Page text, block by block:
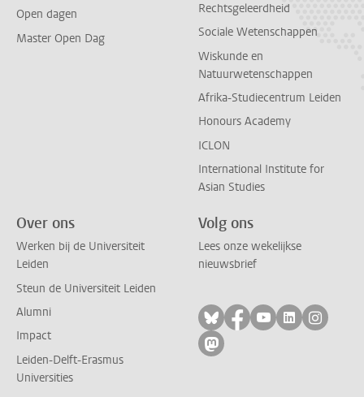
Open dagen
Master Open Dag
Rechtsgeleerdheid
Sociale Wetenschappen
Wiskunde en
Natuurwetenschappen
Afrika-Studiecentrum Leiden
Honours Academy
ICLON
International Institute for
Asian Studies
Over ons
Werken bij de Universiteit
Leiden
Steun de Universiteit Leiden
Alumni
Impact
Leiden-Delft-Erasmus
Universities
Volg ons
Lees onze wekelijkse
nieuwsbrief
Volg ons op bluesky
Volg ons op
Volg ons op
Volg ons
Volg
Volg ons op mastodon